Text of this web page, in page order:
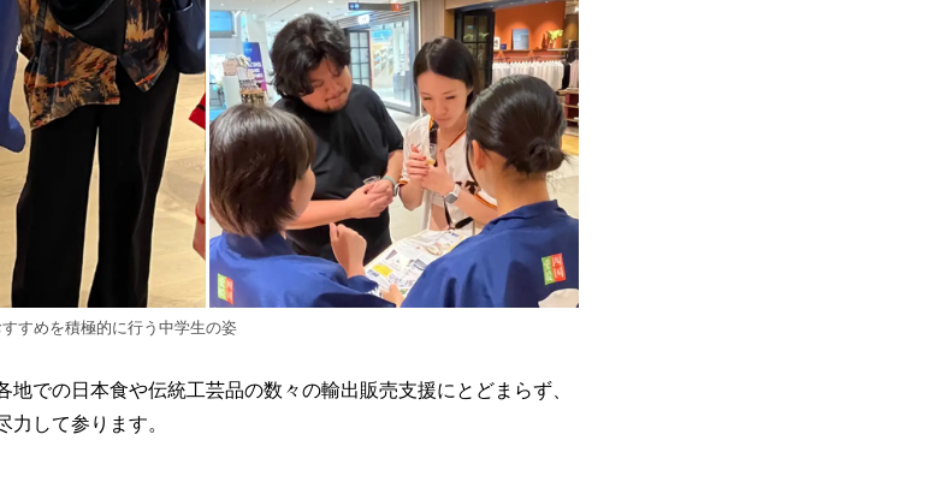
すめを積極的に行う中学生の姿
での日本食や伝統工芸品の数々の輸出販売支援にとどまらず、
力して参ります。